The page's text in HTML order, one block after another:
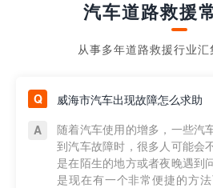
汽车道路救援
从事多年道路救援行业
威海市汽车出现故障怎么求助
随着汽车使用的增多，一些汽
到汽车故障时，很多人可能会
是在陌生的地方或者夜晚遇到
是现在有一个非常便捷的方